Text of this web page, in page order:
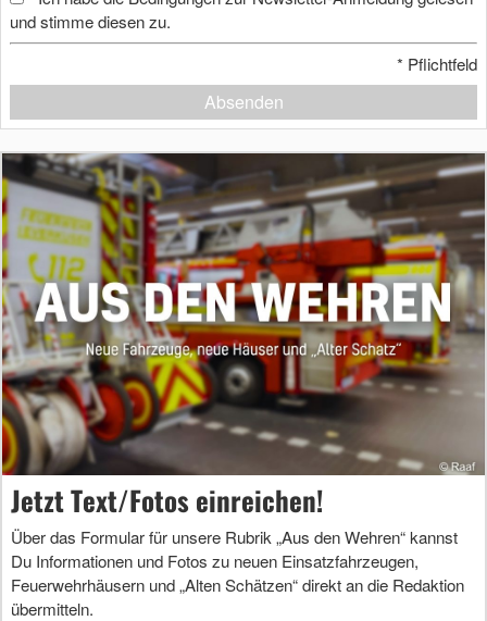
und stimme diesen zu.
* Pflichtfeld
Absenden
Jetzt Text/Fotos einreichen!
Über das Formular für unsere Rubrik „Aus den Wehren“ kannst
Du Informationen und Fotos zu neuen Einsatzfahrzeugen,
Feuerwehrhäusern und „Alten Schätzen“ direkt an die Redaktion
übermitteln.